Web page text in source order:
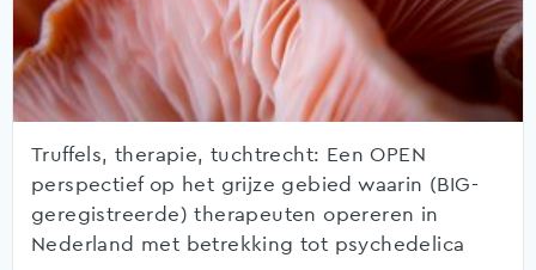
Truffels, therapie, tuchtrecht: Een OPEN
perspectief op het grijze gebied waarin (BIG-
geregistreerde) therapeuten opereren in
Nederland met betrekking tot psychedelica